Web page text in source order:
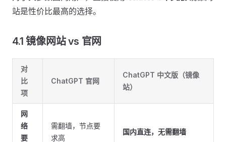
站是性价比最高的选择。
4.1 镜像网站 vs 官网
对
比
项
ChatGPT 官网
ChatGPT 中文版（镜像
站）
网
络
要
需翻墙，节点要
求高
国内直连，无需翻墙